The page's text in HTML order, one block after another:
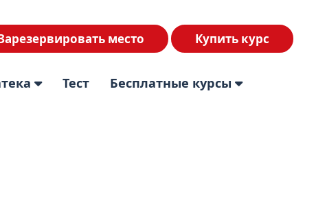
Купить курс
место
Тест Бесплатные курсы